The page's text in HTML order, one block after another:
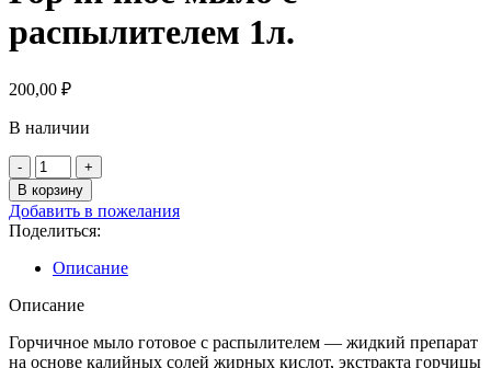
распылителем 1л.
200,00 ₽
В наличии
Количество
товара
Горчичное
мыло
с
распылителем
1л.
В корзину
Добавить в пожелания
Поделиться:
Описание
Описание
Горчичное мыло готовое с распылителем — жидкий препарат
на основе калийных солей жирных кислот, экстракта горчицы